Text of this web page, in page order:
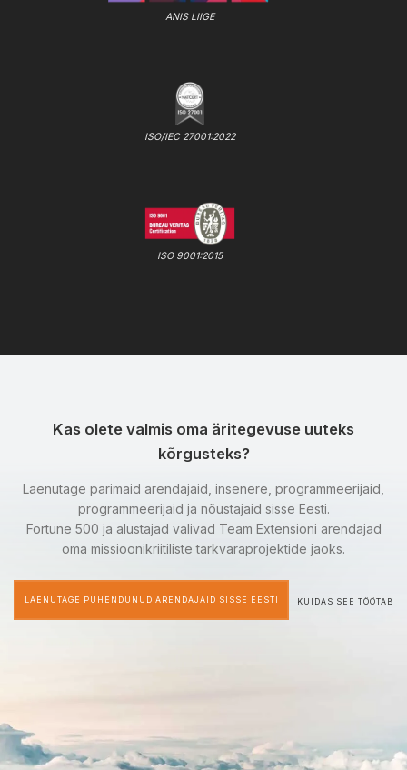
ANIS LIIGE
ISO/IEC 27001:2022
ISO 9001:2015
Kas olete valmis oma äritegevuse uuteks
kõrgusteks?
Laenutage parimaid arendajaid, insenere, programmeerijaid,
programmeerijaid ja nõustajaid sisse Eesti.
Fortune 500 ja alustajad valivad Team Extensioni arendajad
oma missioonikriitiliste tarkvaraprojektide jaoks.
LAENUTAGE PÜHENDUNUD ARENDAJAID SISSE EESTI KUIDAS SEE TÖÖTAB